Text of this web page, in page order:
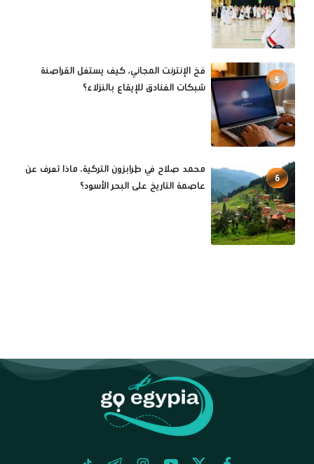
5
فخ الإنترنت المجاني، كيف يستغل القراصنة
شبكات الفنادق للإيقاع بالنزلاء؟
6
محمد صلاح في طرابزون التركية، ماذا تعرف عن
عاصمة التاريخ على البحر الأسود؟